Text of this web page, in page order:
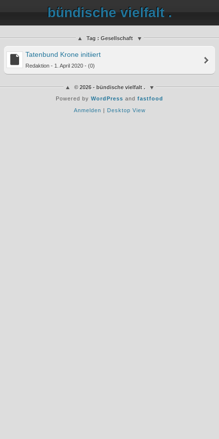
bündische vielfalt .
Tag : Gesellschaft
Tatenbund Krone initiiert
Redaktion - 1. April 2020 - (0)
© 2026 - bündische vielfalt .
Powered by WordPress and fastfood
Anmelden | Desktop View